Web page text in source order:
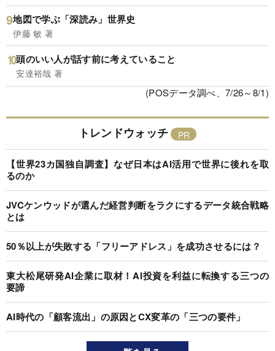
地図で学ぶ「深読み」世界史
伊藤 敏 著
頭のいい人が話す前に考えていること
安達裕哉 著
(POSデータ調べ、7/26～8/1)
トレンドウォッチ
【世界23カ国独自調査】なぜ日本はAI活用で世界に後れを取
るのか
JVCケンウッドが選んだ経営判断をラクにするデータ統合戦略
とは
50％以上が失敗する「フリーアドレス」を成功させるには？
東大松尾研発AI企業に取材！AI投資を利益に転換する三つの
要諦
AI時代の「顧客流出」の原因とCX変革の「三つの要件」